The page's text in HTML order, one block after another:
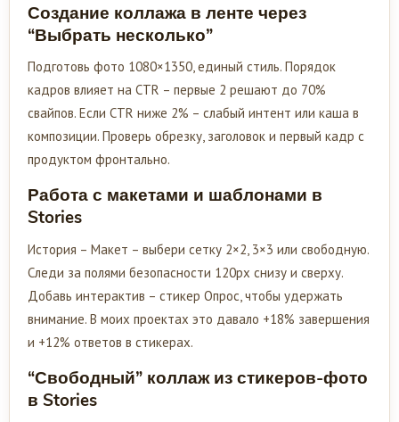
Создание коллажа в ленте через
“Выбрать несколько”
Подготовь фото 1080×1350, единый стиль. Порядок
кадров влияет на CTR – первые 2 решают до 70%
свайпов. Если CTR ниже 2% – слабый интент или каша в
композиции. Проверь обрезку, заголовок и первый кадр с
продуктом фронтально.
Работа с макетами и шаблонами в
Stories
История – Макет – выбери сетку 2×2, 3×3 или свободную.
Следи за полями безопасности 120px снизу и сверху.
Добавь интерактив – стикер Опрос, чтобы удержать
внимание. В моих проектах это давало +18% завершения
и +12% ответов в стикерах.
“Свободный” коллаж из стикеров-фото
в Stories